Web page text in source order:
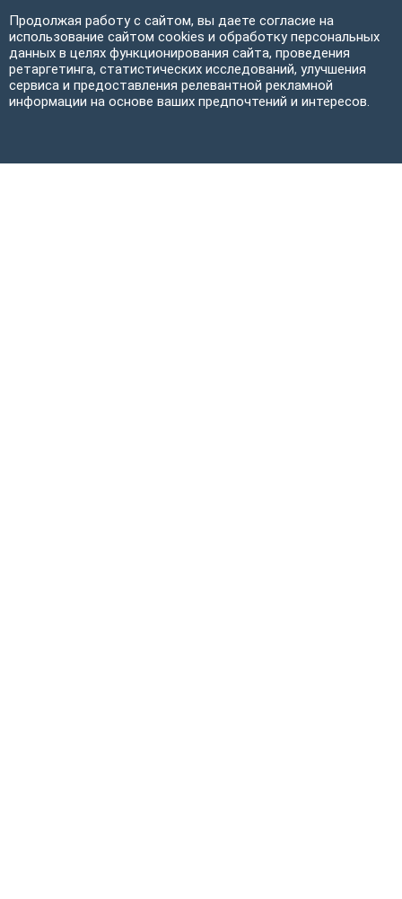
Продолжая работу с сайтом, вы даете согласие на
использование сайтом cookies и обработку персональных
данных в целях функционирования сайта, проведения
ретаргетинга, статистических исследований, улучшения
сервиса и предоставления релевантной рекламной
информации на основе ваших предпочтений и интересов.